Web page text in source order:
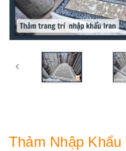
Thảm Nhập